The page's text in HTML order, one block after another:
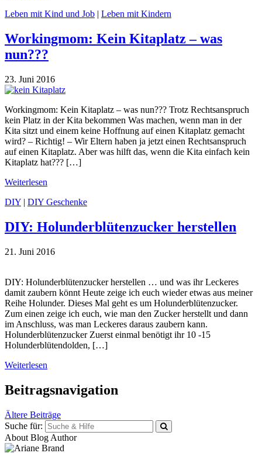
Leben mit Kind und Job | Leben mit Kindern
Workingmom: Kein Kitaplatz – was
nun???
23. Juni 2016
Workingmom: Kein Kitaplatz – was nun??? Trotz Rechtsanspruch
kein Platz in der Kita bekommen Was machen, wenn man in der
Kita sitzt und einem keine Hoffnung auf einen Kitaplatz gemacht
wird? – Richtig! – Wir Eltern haben ja jetzt einen Rechtsanspruch
auf einen Kitaplatz. Aber was hilft das, wenn die Kita einfach kein
Kitaplatz hat??? […]
Weiterlesen
DIY | DIY Geschenke
DIY: Holunderblütenzucker herstellen
21. Juni 2016
DIY: Holunderblütenzucker herstellen … und was ihr Leckeres
damit zaubern könnt Heute zeige ich euch wieder etwas aus meiner
Reihe Holunder. Dieses Mal geht es um Holunderblütenzucker.
Zum einen zeige ich euch, wie man den Zucker herstellt und dann
im Anschluss, was man Leckeres daraus zaubern kann.
Holunderblütenzucker Zuerst einmal benötigt ihr 10 -15
Holunderblütendolden, […]
Weiterlesen
Beitragsnavigation
Ältere Beiträge
Suche für:
About Blog Author